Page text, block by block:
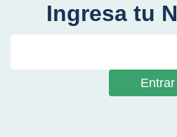
Ingresa tu
Entrar